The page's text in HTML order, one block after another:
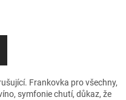
Frankovka pro všechny,
symfonie chutí, důkaz, že